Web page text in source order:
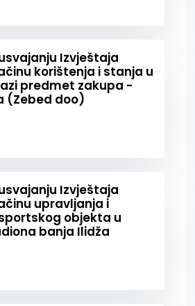
Izvještaja
korištenja i stanja u
predmet zakupa -
(Zebed doo)
Izvještaja
upravljanja i
objekta u
banja Ilidža